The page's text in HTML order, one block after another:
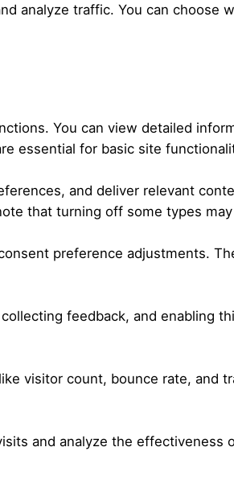
analyze traffic. You can choose
You can view detailed
essential for basic site
and deliver relevant
that turning off some types
preference adjustments.
feedback, and enabling
visitor count, bounce rate, and
and analyze the effectiveness